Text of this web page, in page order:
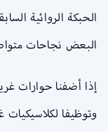
الحبكة الروائية
البعض نجاحات
إذا أضفنا حوارات
وتوظيفا